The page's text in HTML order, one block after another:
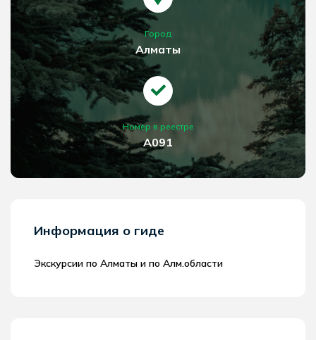
Город
Алматы
Номер в реестре
A091
Информация о гиде
Экскурсии по Алматы и по Алм.области